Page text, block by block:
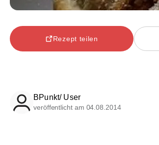
Rezept teilen
BPunkt/ User
veröffentlicht am 04.08.2014